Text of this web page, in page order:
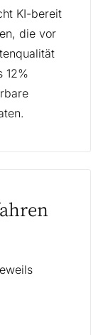
KI-bereit
die vor
12%